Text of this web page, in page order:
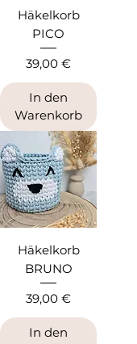
Häkelkorb
PICO
Preis
39,00 €
In den
Warenkorb
Häkelkorb
BRUNO
Preis
39,00 €
In den